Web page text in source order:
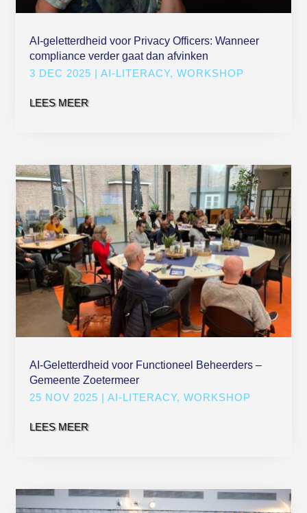
AI-geletterdheid voor Privacy Officers: Wanneer
compliance verder gaat dan afvinken
3 DEC 2025 |AI-LITERACY,WORKSHOP
LEES MEER
AI-Geletterdheid voor Functioneel Beheerders –
Gemeente Zoetermeer
25 NOV 2025 |AI-LITERACY,WORKSHOP
LEES MEER